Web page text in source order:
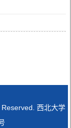
西北大学